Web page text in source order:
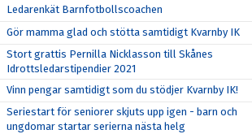
Ledarenkät Barnfotbollscoachen
Gör mamma glad och stötta samtidigt Kvarnby IK
Stort grattis Pernilla Nicklasson till Skånes
Idrottsledarstipendier 2021
Vinn pengar samtidigt som du stödjer Kvarnby IK!
Seriestart för seniorer skjuts upp igen - barn och
ungdomar startar serierna nästa helg